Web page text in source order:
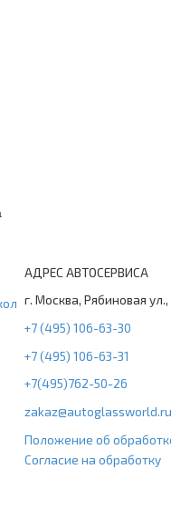
АДРЕС АВТОСЕРВИСА
г. Москва, Рябиновая
+7 (495) 106-63-30
+7 (495) 106-63-31
+7(495)762-50-26
zakaz@autoglassworld.ru
Положение об
Согласие на обработку